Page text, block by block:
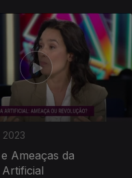
2023
Ameaças da